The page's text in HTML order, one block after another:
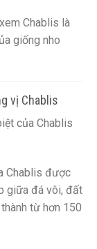
Chablis là
giống nho
vị Chablis
của Chablis
Chablis được
giữa đá vôi, đất
từ hơn 150